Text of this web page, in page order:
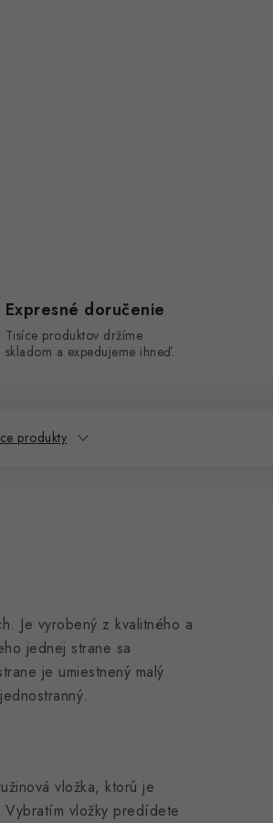
Expresné doručenie
Tisíce produktov držíme
skladom a expedujeme ihneď.
produkty
Je vyrobený z kvalitného a
jednej strane sa
je umiestnený malý
vložka, ktorú je
vložky predídete